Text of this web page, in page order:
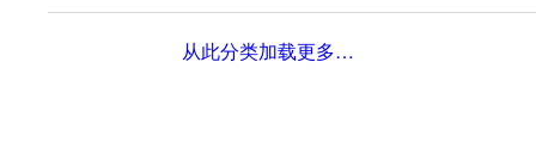
从此分类加载更多…